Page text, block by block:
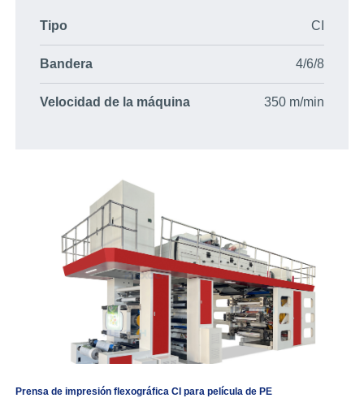
Tipo CI
Bandera 4/6/8
Velocidad de la máquina 350 m/min
Prensa de impresión flexográfica CI para película de PE